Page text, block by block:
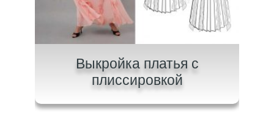
Выкройка платья с
плиссировкой